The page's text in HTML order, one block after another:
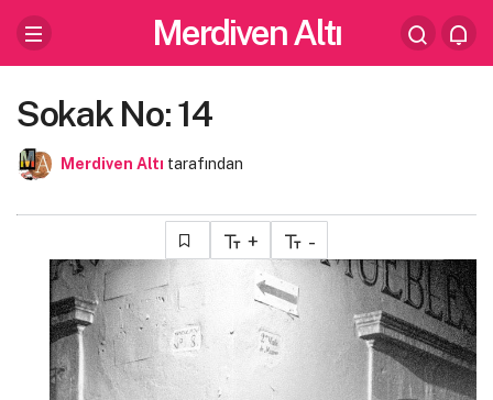
Merdiven Altı
Sokak No: 14
Merdiven Altı tarafından
+ -